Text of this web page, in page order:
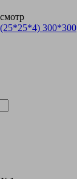
(25*25*4) 300*300